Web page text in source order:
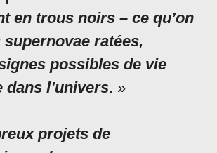
en trous noirs – ce qu’on
ratées,
possibles de vie
dans l’univers. »
projets de